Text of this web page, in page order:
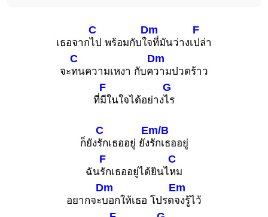
เธอจาก
C
ไป พร้อมกับใ
Dm
จที่มันว่างเ
F
ปล่า
จะ
C
ทนความเหงา กับค
Dm
วามปวดร้าว
ที่
F
มีในใจได้อย่าง
G
ไร
ก็ยัง
C
รักเธออยู่ ยัง
Em/B
รักเธออยู่
ฉัน
F
รักเธออยู่ได้ยินไ
C
หม
อยากจะ
Dm
บอกให้เธอ โปรด
Em
จงรู้ไว้